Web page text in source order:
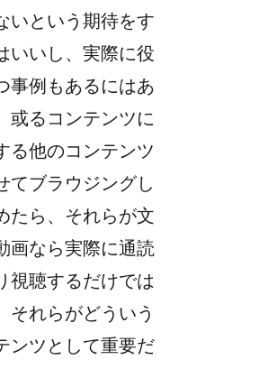
いという期待をす
いいし、実際に役
事例もあるにはあ
或るコンテンツに
る他のコンテンツ
てブラウジングし
たら、それらが文
画なら実際に通読
視聴するだけでは
それらがどういう
ンツとして重要だ